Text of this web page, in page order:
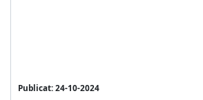
Publicat: 24-10-2024